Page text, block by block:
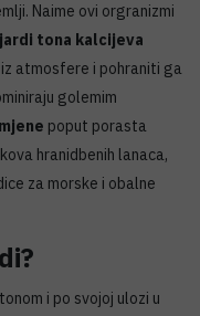
Naime ovi orgranizmi
tona kalcijeva
atmosfere i pohraniti ga
golemim
poput porasta
hranidbenih lanaca,
za morske i obalne
i po svojoj ulozi u